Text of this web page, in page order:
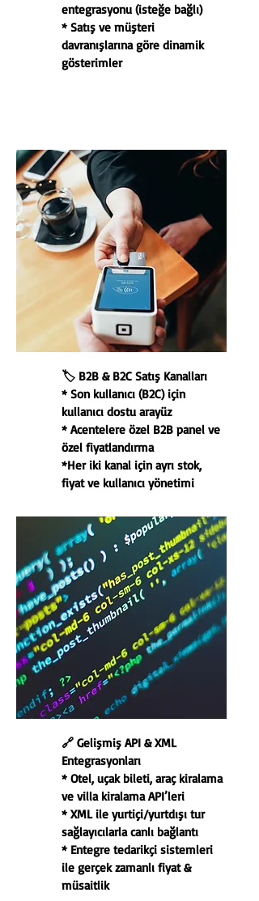
entegrasyonu (isteğe bağlı)
* Satış ve müşteri
davranışlarına göre dinamik
gösterimler
🏷️ B2B & B2C Satış Kanalları
* Son kullanıcı (B2C) için
kullanıcı dostu arayüz
* Acentelere özel B2B panel ve
özel fiyatlandırma
*Her iki kanal için ayrı stok,
fiyat ve kullanıcı yönetimi
🔗 Gelişmiş API & XML
Entegrasyonları
* Otel, uçak bileti, araç kiralama
ve villa kiralama API’leri
* XML ile yurtiçi/yurtdışı tur
sağlayıcılarla canlı bağlantı
* Entegre tedarikçi sistemleri
ile gerçek zamanlı fiyat &
müsaitlik